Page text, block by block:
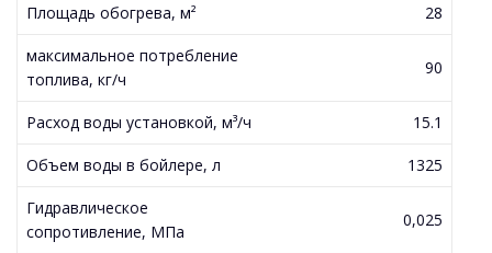
Площадь обогрева, м² 28
максимальное потребление
топлива, кг/ч
90
Расход воды установкой, м³/ч 15.1
Объем воды в бойлере, л 1325
Гидравлическое
сопротивление, МПа
0,025